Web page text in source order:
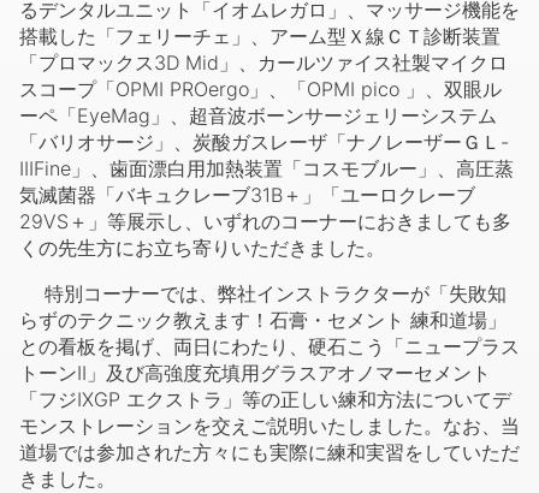
るデンタルユニット「イオムレガロ」、マッサージ機能を
搭載した「フェリーチェ」、アーム型Ｘ線ＣＴ診断装置
「プロマックス3D Mid」、カールツァイス社製マイクロ
スコープ「OPMI PROergo」、「OPMI pico 」、双眼ル
ーペ「EyeMag」、超音波ボーンサージェリーシステム
「バリオサージ」、炭酸ガスレーザ「ナノレーザーＧＬ-
IIIFine」、歯面漂白用加熱装置「コスモブルー」、高圧蒸
気滅菌器「バキュクレーブ31B＋」「ユーロクレーブ
29VS＋」等展示し、いずれのコーナーにおきましても多
くの先生方にお立ち寄りいただきました。
特別コーナーでは、弊社インストラクターが「失敗知
らずのテクニック教えます！石膏・セメント 練和道場」
との看板を掲げ、両日にわたり、硬石こう「ニュープラス
トーンII」及び高強度充填用グラスアオノマーセメント
「フジIXGP エクストラ」等の正しい練和方法についてデ
モンストレーションを交えご説明いたしました。なお、当
道場では参加された方々にも実際に練和実習をしていただ
きました。